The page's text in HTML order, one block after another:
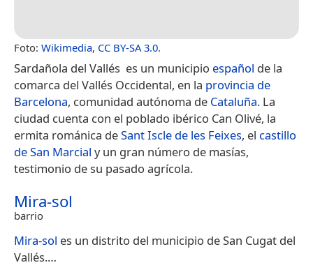
Foto: Wikimedia, CC BY-SA 3.0.
Sardañola del Vallés​ ​​ es un municipio español de la
comarca del Vallés Occidental, en la provincia de
Barcelona, comunidad autónoma de Cataluña. La
ciudad cuenta con el poblado ibérico Can Olivé, la
ermita románica deSant Iscle de les Feixes, el castillo
de San Marcial y un gran número de masías,
testimonio de su pasado agrícola.
Mira-sol
barrio
Mira-sol es un distrito del municipio de San Cugat del
Vallés.​​…